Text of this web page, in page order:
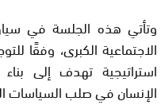
وتأتي هذه الجلسة في سياق
الاجتماعية الكبرى، وفقًا
استراتيجية تهدف إلى
الإنسان في صلب السياسات